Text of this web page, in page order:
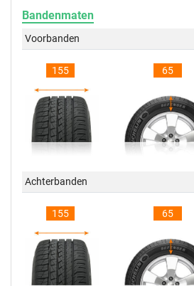
Bandenmaten
Voorbanden
155 65
Achterbanden
155 65